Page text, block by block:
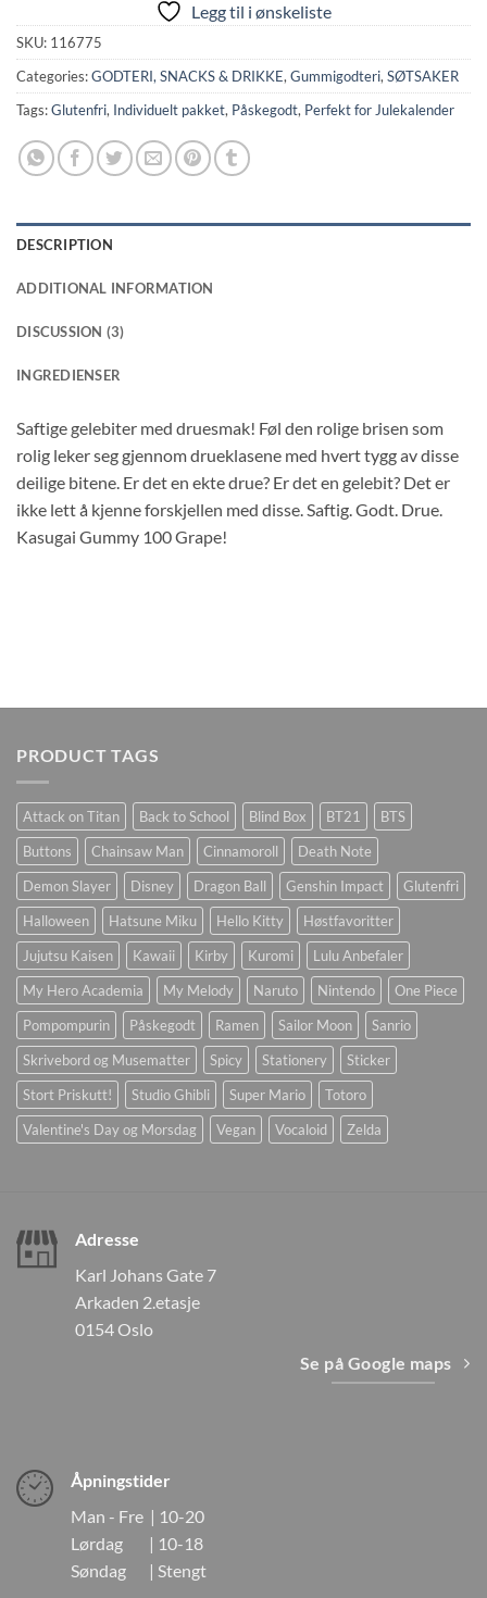
Legg til i ønskeliste
SKU: 116775
Categories:GODTERI, SNACKS & DRIKKE,Gummigodteri,SØTSAKER
Tags:Glutenfri, Individuelt pakket, Påskegodt, Perfekt for Julekalender
DESCRIPTION
ADDITIONAL INFORMATION
DISCUSSION (3)
INGREDIENSER
Saftige gelebiter med druesmak! Føl den rolige brisen som
rolig leker seg gjennom drueklasene med hvert tygg av disse
deilige bitene. Er det en ekte drue? Er det en gelebit? Det er
ikke lett å kjenne forskjellen med disse. Saftig. Godt. Drue.
Kasugai Gummy 100 Grape!
PRODUCT TAGS
Attack on Titan Back to School Blind Box BT21
BTS
Buttons
Chainsaw Man Cinnamoroll
Death Note
Demon Slayer
Disney Dragon Ball Genshin Impact
Glutenfri
Halloween
Hatsune Miku Hello Kitty
Høstfavoritter
Jujutsu Kaisen
Kawaii Kirby Kuromi
Lulu Anbefaler
My Hero Academia
My Melody Naruto Nintendo
One Piece
Pompompurin
Påskegodt Ramen Sailor Moon
Sanrio
Skrivebord og Musematter
Spicy Stationery
Sticker
Stort Priskutt!
Studio Ghibli Super Mario
Totoro
Valentine's Day og Morsdag
Vegan Vocaloid Zelda
Adresse
Karl Johans Gate 7
Arkaden 2.etasje
0154 Oslo
Se på Google maps
Åpningstider
Man - Fre | 10-20
Lørdag | 10-18
Søndag | Stengt